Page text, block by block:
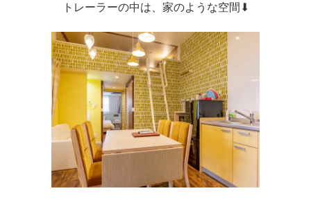
トレーラーの中は、家のような空間⬇︎